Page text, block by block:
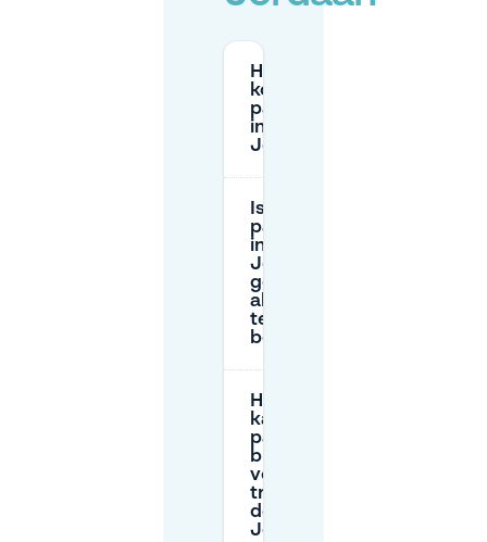
Hoeveel
kost
parkeren
in de
Jordaan?
Is
parkeren
in de
Jordaan
goedkoper
als ik van
tevoren
boek?
Hoe lang
kan ik
parkeren
bij P+R
voor een
trip naar
de
Jordaan?